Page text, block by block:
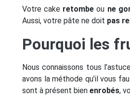
Votre cake retombe ou ne
Aussi, votre pâte ne doit pas
Pourquoi les
Nous connaissons tous
avons la méthode qu’il vous
sont à présent bien enrobés,